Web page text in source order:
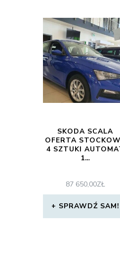
SKODA SCALA
OFERTA
4 SZTUKI
1…
87 650,00ZŁ
SPRAWDŹ SAM!